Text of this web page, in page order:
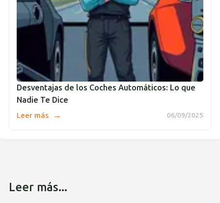
Desventajas de los Coches Automáticos: Lo que
Nadie Te Dice
06/09/2025
Leer más →
Leer más...